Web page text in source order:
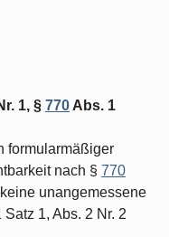
1, § 770 Abs. 1
formularmäßiger
nach § 770
unangemessene
Satz 1, Abs. 2 Nr. 2